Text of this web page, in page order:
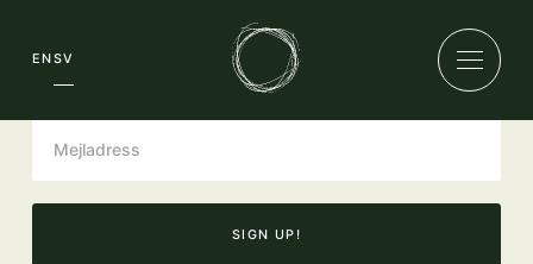
EN SV
Nyhetsbrev
SIGN UP!